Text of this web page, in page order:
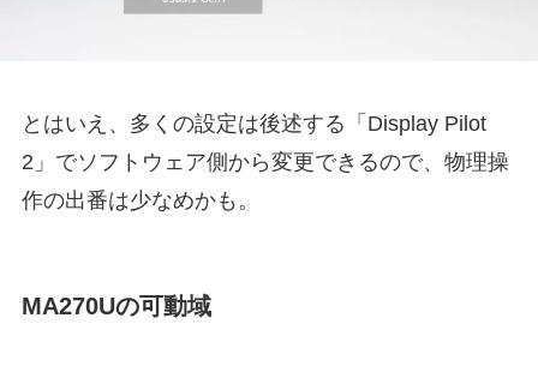
とはいえ、多くの設定は後述する「Display Pilot
2」でソフトウェア側から変更できるので、物理操
作の出番は少なめかも。
MA270Uの可動域